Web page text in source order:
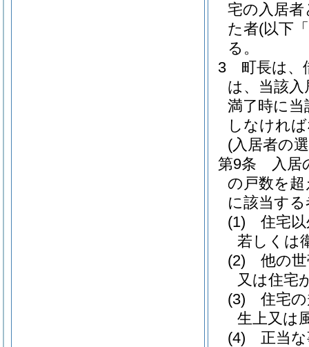
宅の入居
た者(以下
る。
3
町長は、
は、当該
満了時に
しなけれ
(入居者の
第9条
入居
の戸数を
に該当す
(1)
住宅
若しくは
(2)
他の
又は住宅
(3)
住宅
生上又は
(4)
正当